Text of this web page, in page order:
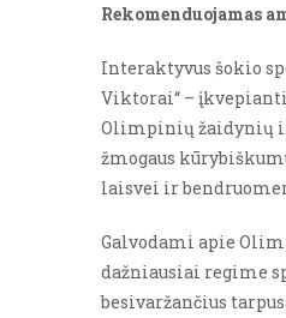
Rekomenduojamas
Interaktyvus šokio
Viktorai“ –
Olimpinių žaidynių
žmogaus
laisvei ir
Galvodami apie
dažniausiai regime
besivaržančius